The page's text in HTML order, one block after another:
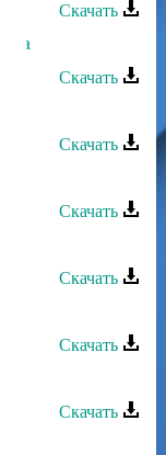
Скачать
Скачать
Скачать
Скачать
Скачать
Скачать
Скачать